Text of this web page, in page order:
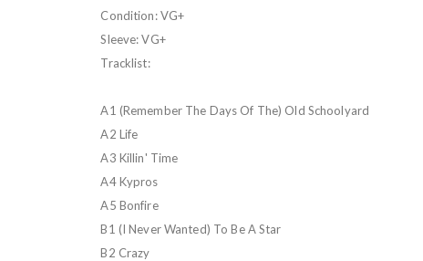
Condition: VG+
Sleeve: VG+
Tracklist:
A1 (Remember The Days Of The) Old Schoolyard
A2 Life
A3 Killin' Time
A4 Kypros
A5 Bonfire
B1 (I Never Wanted) To Be A Star
B2 Crazy